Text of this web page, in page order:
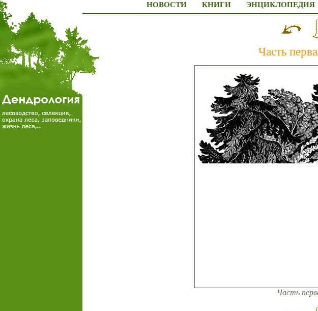
НОВОСТИ КНИГИ ЭНЦИКЛОПЕДИЯ
Часть
Часть